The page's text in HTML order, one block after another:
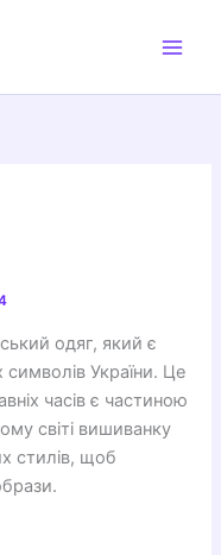
одяг, який є
України. Це
часів є частиною
світі вишиванку
стилів, щоб